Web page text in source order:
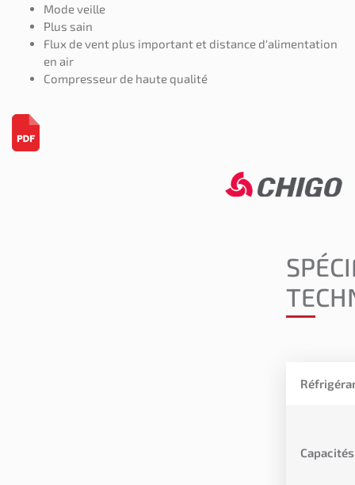
Mode veille
Plus sain
Flux de vent plus important et distance d'alimentation
en air
Compresseur de haute qualité
Capacités